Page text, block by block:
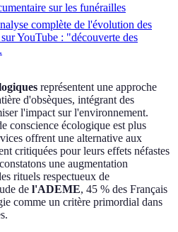
sur les funérailles
complète de l'évolution des
YouTube : "découverte des
représentent une approche
d'obsèques, intégrant des
l'impact sur l'environnement.
conscience écologique est plus
offrent une alternative aux
critiquées pour leurs effets néfastes
une augmentation
rituels respectueux de
de l'ADEME, 45 % des Français
comme un critère primordial dans